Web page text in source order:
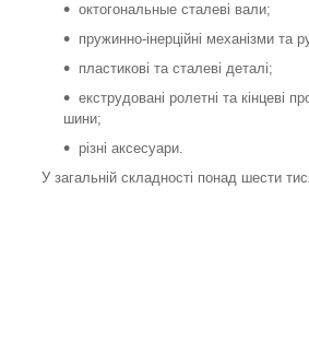
октогональные сталеві вали;
пружинно-інерційні механізми та
пластикові та сталеві деталі;
екструдовані ролетні та кінцеві
шини;
різні аксесуари.
У загальній складності понад шести